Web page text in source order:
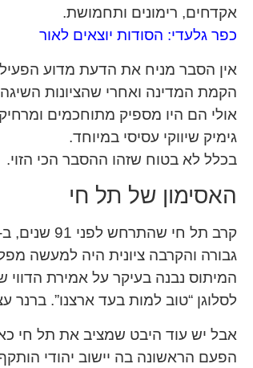
אקדחים, רימונים ותחמושת.
כפר גלעדי: הסודות יוצאים לאור
אין הסבר מניח את הדעת מדוע
הקמת המדינה ואחרי שהציונות השיגה
אולי הם היו מספיק מתוחכמים
גימיק שיווקי עסיסי במיוחד.
בכלל לא בטוח שזהו ההסבר הכי הזוי.
האסימון של תל חי
גבורה והקרבה ציונית היה למעשה מפלה מוחצת; כ-20% מאנשי
המיתוס נבנה בעיקר על אמירת הדווי
לסלוגן “טוב למות בעד ארצנו”.
אבל יש עוד היבט שמציב את תל חי
הפעם הראשונה בה יישוב יהודי